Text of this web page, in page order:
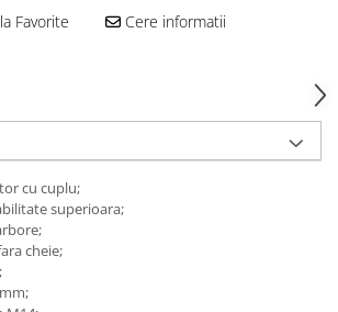
Favorite Cere informatii
cu cuplu;
superioara;
cheie;